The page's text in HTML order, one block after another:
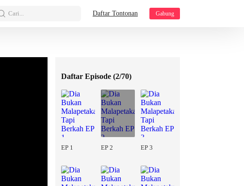
Cari... Daftar Tontonan Gabung
Daftar Episode (2/70)
EP 1 EP 2 EP 3